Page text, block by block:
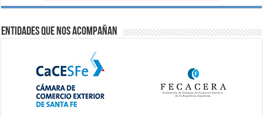
Entidades que nos acompañan